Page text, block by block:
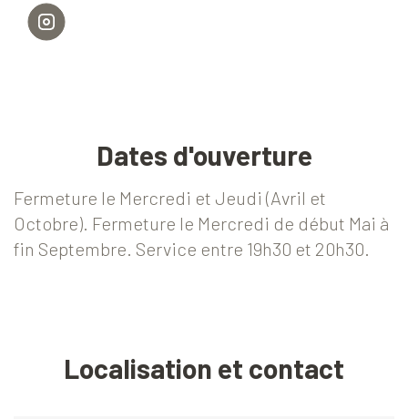
Dates d'ouverture
Fermeture le Mercredi et Jeudi (Avril et
Octobre). Fermeture le Mercredi de début Mai à
fin Septembre. Service entre 19h30 et 20h30.
Localisation et contact